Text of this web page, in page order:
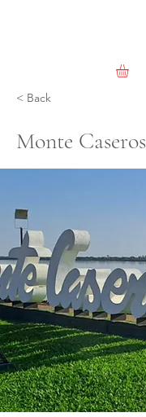
< Back
Monte Caseros